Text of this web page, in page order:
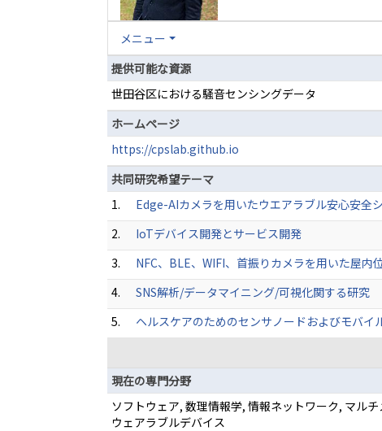
メニュー
提供可能な資源
世田谷区における騒音センシングデータ
ホームページ
https://cpslab.github.io
共同研究希望テーマ
1.
Edge-AIカメラを用いたウエアラブル安心安全
2.
IoTデバイス開発とサービス開発
3.
NFC、BLE、WIFI、首振りカメラを用いた屋内
4.
SNS解析/データマイニング/可視化関する研究
5.
ヘルスケアのためのセンサノードおよびモバイ
現在の専門分野
ソフトウェア, 数理情報学, 情報ネットワーク, マル
ウェアラブルデバイス